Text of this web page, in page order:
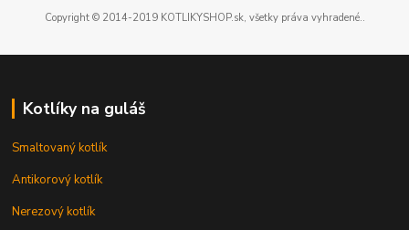
Copyright © 2014-2019 KOTLIKYSHOP.sk, všetky práva vyhradené..
Kotlíky na guláš
Smaltovaný kotlík
Antikorový kotlík
Nerezový kotlík